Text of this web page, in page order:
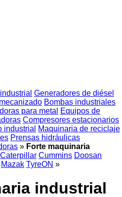
Generadores de diésel
Bombas industriales
para metal
Equipos de
Compresores estacionarios
industrial
Maquinaria de reciclaje
Prensas hidráulicas
» Forte maquinaria
Caterpillar Cummins Doosan
Mazak TyreON »
industrial